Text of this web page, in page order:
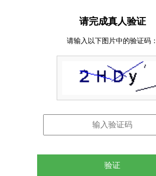
请完成真人验证
请输入以下图片中的验证码：
验证